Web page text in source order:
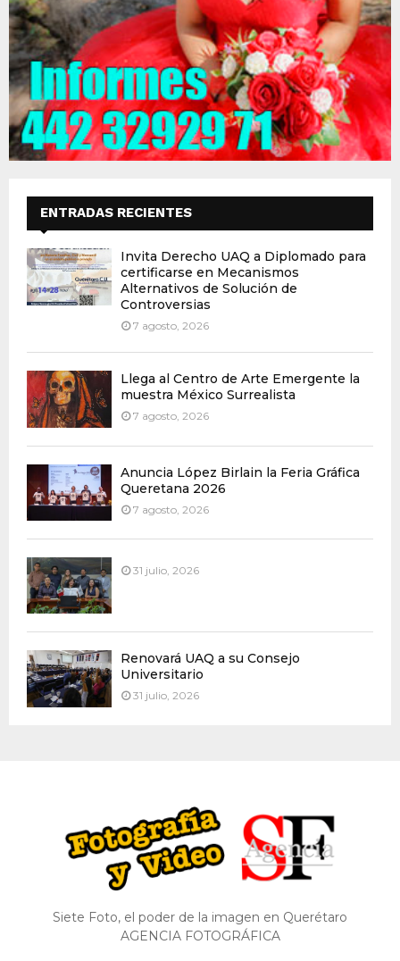
ENTRADAS RECIENTES
Invita Derecho UAQ a Diplomado para
certificarse en Mecanismos
Alternativos de Solución de
Controversias
7 agosto, 2026
Llega al Centro de Arte Emergente la
muestra México Surrealista
7 agosto, 2026
Anuncia López Birlain la Feria Gráfica
Queretana 2026
7 agosto, 2026
31 julio, 2026
Renovará UAQ a su Consejo
Universitario
31 julio, 2026
Siete Foto, el poder de la imagen en Querétaro
AGENCIA FOTOGRÁFICA